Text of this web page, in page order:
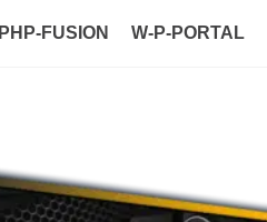
PHP-FUSION W-P-PORTAL